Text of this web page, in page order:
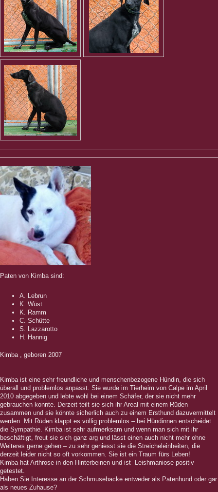
Paten von Kimba sind:
A. Lebrun
K. Wüst
K. Ramm
C. Schütte
S. Lazzarotto
H. Hannig
Kimba , geboren 2007
Kimba ist eine sehr freundliche und menschenbezogene Hündin, die sich
überall und problemlos anpasst. Sie wurde im Tierheim von Calpe im April
2010 abgegeben und lebte wohl bei einem Schäfer, der sie nicht mehr
gebrauchen konnte. Derzeit teilt sie sich ihr Areal mit einem Rüden
zusammen und sie könnte sicherlich auch zu einem Ersthund dazuvermittelt
werden. Mit Rüden klappt es völlig problemlos – bei Hündinnen entscheidet
die Sympathie. Kimba ist sehr aufmerksam und wenn man sich mit ihr
beschäftigt, freut sie sich ganz arg und lässt einen auch nicht mehr ohne
Weiteres gerne gehen – zu sehr geniesst sie die Streicheleinheiten, die
derzeit leider nicht so oft vorkommen. Sie ist ein Traum fürs Leben!
Kimba hat Arthrose in den Hinterbeinen und ist Leishmaniose positiv
getestet.
Haben Sie Interesse an der Schmusebacke entweder als Patenhund oder gar
als neues Zuhause?